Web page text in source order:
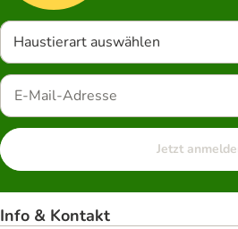
Haustierart auswählen
Jetzt
Info & Kontakt